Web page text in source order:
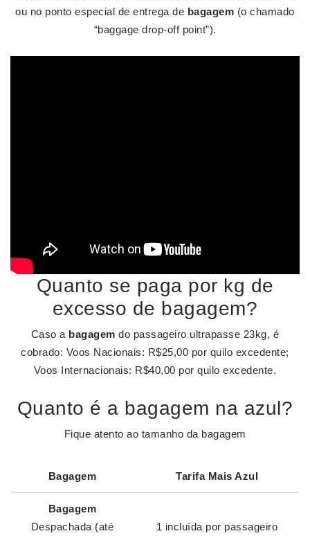
ou no ponto especial de entrega de bagagem (o chamado
“baggage drop-off point”).
Quanto se paga por kg de
excesso de bagagem?
Caso a bagagem do passageiro ultrapasse 23kg, é
cobrado: Voos Nacionais: R$25,00 por quilo excedente;
Voos Internacionais: R$40,00 por quilo excedente.
Quanto é a bagagem na azul?
Fique atento ao tamanho da bagagem
Bagagem Tarifa Mais Azul
Bagagem
Despachada (até
1 incluída por passageiro